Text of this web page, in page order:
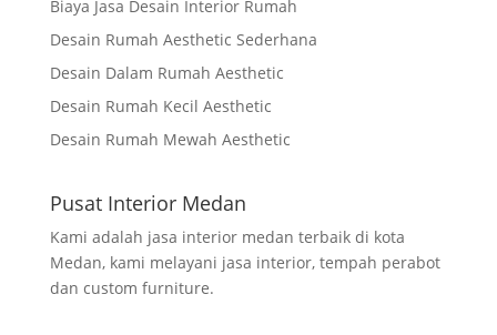
Biaya Jasa Desain Interior Rumah
Desain Rumah Aesthetic Sederhana
Desain Dalam Rumah Aesthetic
Desain Rumah Kecil Aesthetic
Desain Rumah Mewah Aesthetic
Pusat Interior Medan
Kami adalah jasa interior medan terbaik di kota
Medan, kami melayani jasa interior, tempah perabot
dan custom furniture.